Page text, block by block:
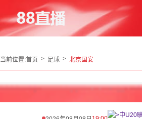
当前位置:首页 足球 北京国安